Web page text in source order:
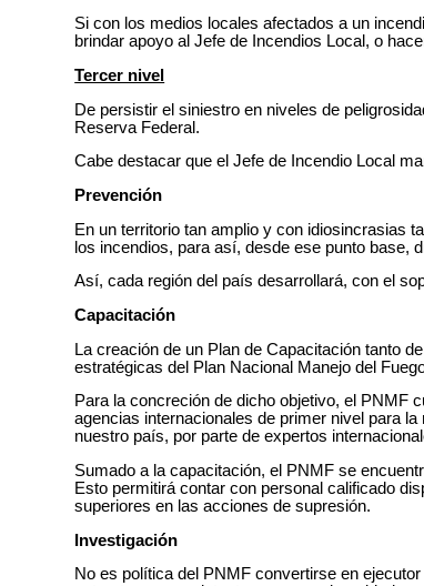
Si con los medios locales afectados a un
brindar apoyo al Jefe de Incendios Local, o
Tercer nivel
De persistir el siniestro en niveles de
Reserva Federal.
Cabe destacar que el Jefe de Incendio Local
Prevención
En un territorio tan amplio y con idiosincrasias
los incendios, para así, desde ese punto base,
Así, cada región del país desarrollará, con el
Capacitación
La creación de un Plan de Capacitación tanto
estratégicas del Plan Nacional Manejo del
Para la concreción de dicho objetivo, el PNMF
agencias internacionales de primer nivel para
nuestro país, por parte de expertos
Sumado a la capacitación, el PNMF se
Esto permitirá contar con personal calificado
superiores en las acciones de supresión.
Investigación
No es política del PNMF convertirse en